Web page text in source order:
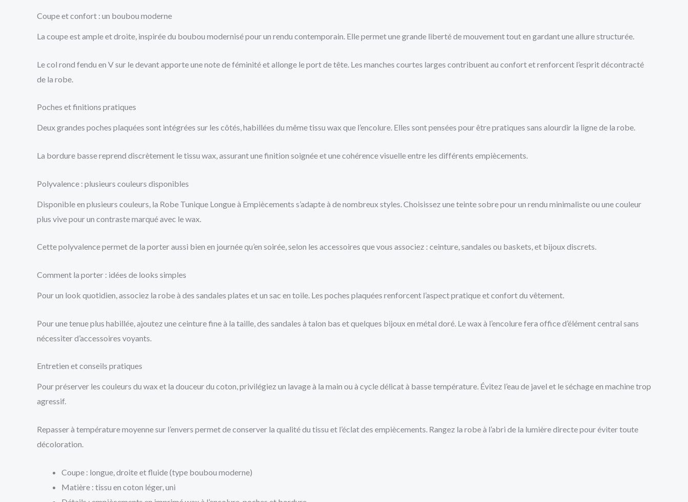
Coupe et confort : un boubou moderne
La coupe est ample et droite, inspirée du boubou modernisé pour un rendu contemporain. Elle permet une grande liberté de mouvement tout en gardant une allure structurée.
Le col rond fendu en V sur le devant apporte une note de féminité et allonge le port de tête. Les manches courtes larges contribuent au confort et renforcent l’esprit décontracté
de la robe.
Poches et finitions pratiques
Deux grandes poches plaquées sont intégrées sur les côtés, habillées du même tissu wax que l’encolure. Elles sont pensées pour être pratiques sans alourdir la ligne de la robe.
La bordure basse reprend discrètement le tissu wax, assurant une finition soignée et une cohérence visuelle entre les différents empiècements.
Polyvalence : plusieurs couleurs disponibles
Disponible en plusieurs couleurs, la Robe Tunique Longue à Empiècements s’adapte à de nombreux styles. Choisissez une teinte sobre pour un rendu minimaliste ou une couleur
plus vive pour un contraste marqué avec le wax.
Cette polyvalence permet de la porter aussi bien en journée qu’en soirée, selon les accessoires que vous associez : ceinture, sandales ou baskets, et bijoux discrets.
Comment la porter : idées de looks simples
Pour un look quotidien, associez la robe à des sandales plates et un sac en toile. Les poches plaquées renforcent l’aspect pratique et confort du vêtement.
Pour une tenue plus habillée, ajoutez une ceinture fine à la taille, des sandales à talon bas et quelques bijoux en métal doré. Le wax à l’encolure fera office d’élément central sans
nécessiter d’accessoires voyants.
Entretien et conseils pratiques
Pour préserver les couleurs du wax et la douceur du coton, privilégiez un lavage à la main ou à cycle délicat à basse température. Évitez l’eau de javel et le séchage en machine trop
agressif.
Repasser à température moyenne sur l’envers permet de conserver la qualité du tissu et l’éclat des empiècements. Rangez la robe à l’abri de la lumière directe pour éviter toute
décoloration.
Coupe : longue, droite et fluide (type boubou moderne)
Matière : tissu en coton léger, uni